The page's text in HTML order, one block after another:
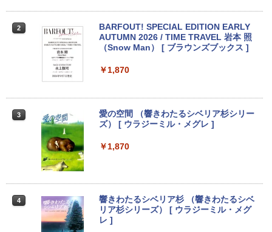
P搭載 XPなら最強レベル 富士通 FM
G 250G DVD 【中古】
￥18,700
世代 Corei5 8365U メモリ16GB M.2 SS
D 256GB Wi-Fi5 Bluetooth USB Type-
C Webカメラ Windows11 Pro MS offic
e2019 搭載 ノートパソコン 訳あり Let's
2
BARFOUT! SPECIAL EDITION EARLY
AUTUMN 2026 / TIME TRAVEL 岩本 照
（Snow Man） [ ブラウンズブックス ]
￥1,870
3
愛の空間 （響きわたるシベリア杉シリー
ズ） [ ウラジーミル・メグレ ]
￥1,870
4
響きわたるシベリア杉 （響きわたるシベ
リア杉シリーズ） [ ウラジーミル・メグ
レ ]